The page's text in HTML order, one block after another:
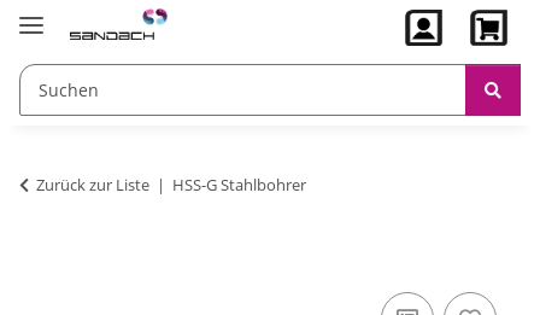
Zurück zur Liste HSS-G Stahlbohrer